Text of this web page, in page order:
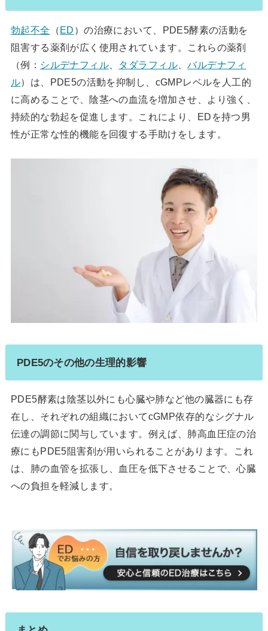
勃起不全 （ED ）の治療において、PDE5酵素の活動を
阻害する薬剤が広く使用されています。これらの薬剤
（例： シルデナフィル タダラフィル、 バルデナフィ
ル）は、PDE5の活動を抑制し、cGMPレベルを人工的
に高めることで、陰茎への血流を増加させ、より強く、
持続的な勃起を促進します。これにより、EDを持つ男
性が正常な性的機能を回復する手助けをします。
PDE5のその他の生理的影響
PDE5酵素は陰茎以外にも心臓や肺など他の臓器にも存
在し、それぞれの組織においてcGMP依存的なシグナル
伝達の調節に関与しています。例えば、肺高血圧症の治
療にもPDE5阻害剤が用いられることがあります。これ
は、肺の血管を拡張し、血圧を低下させることで、心臓
への負担を軽減します。